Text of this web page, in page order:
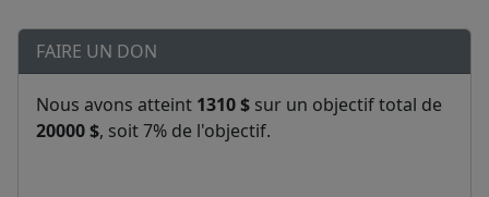
FAIRE UN DON
Nous avons atteint 1310 $ sur un objectif total de
20000 $, soit 7% de l'objectif.